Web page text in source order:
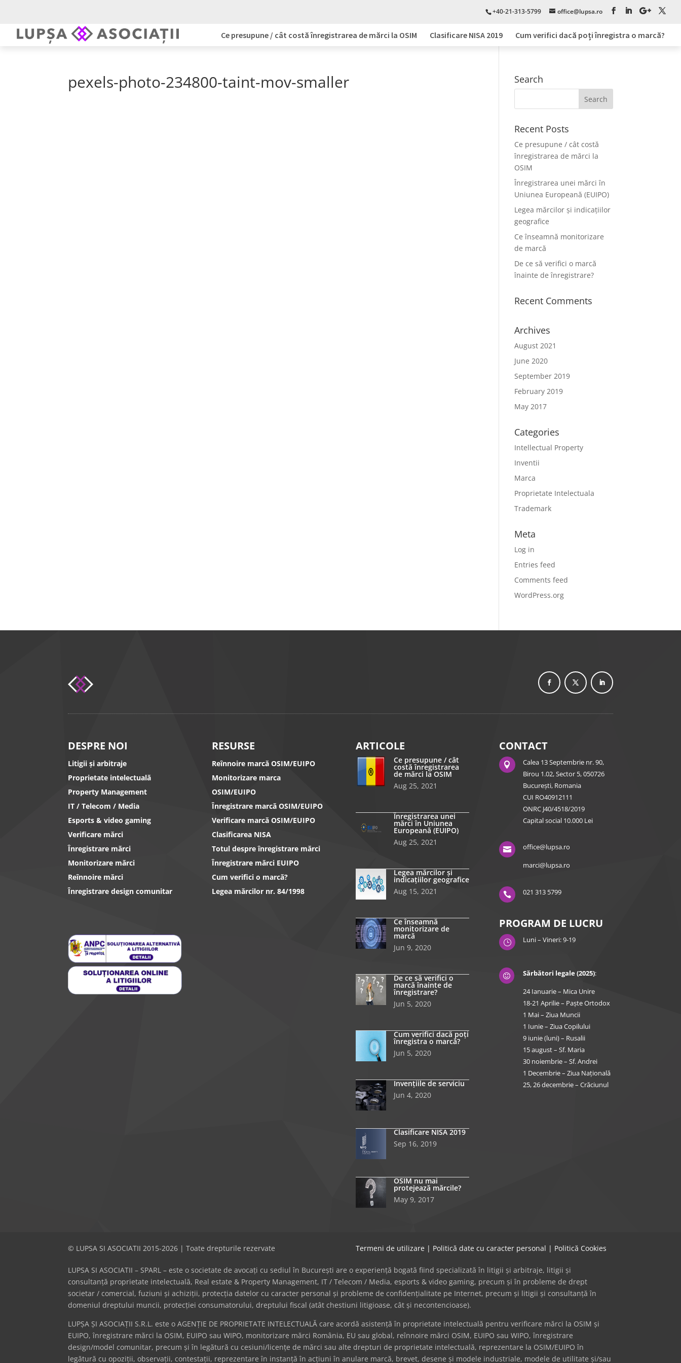
+40-21-313-5799 office@lupsa.ro
Ce presupune / cât costă înregistrarea de mărci la OSIM Clasificare NISA 2019 Cum verifici dacă poți înregistra o marcă?
pexels-photo-234800-taint-mov-smaller Search
Recent Posts
Ce presupune / cât costă
înregistrarea de mărci la
OSIM
Înregistrarea unei mărci în
Uniunea Europeană (EUIPO)
Legea mărcilor și indicațiilor
geografice
Ce înseamnă monitorizare
de marcă
De ce să verifici o marcă
înainte de înregistrare?
Recent Comments
Archives
August 2021
June 2020
September 2019
February 2019
May 2017
Categories
Intellectual Property
Inventii
Marca
Proprietate Intelectuala
Trademark
Meta
Log in
Entries feed
Comments feed
WordPress.org
DESPRE NOI
Litigii și arbitraje
Proprietate intelectuală
Property Management
IT / Telecom / Media
Esports & video gaming
Verificare mărci
Înregistrare mărci
Monitorizare mărci
Reînnoire mărci
Înregistrare design comunitar
RESURSE
Reînnoire marcă OSIM/EUIPO
Monitorizare marca
OSIM/EUIPO
Înregistrare marcă OSIM/EUIPO
Verificare marcă OSIM/EUIPO
Clasificarea NISA
Totul despre înregistrare mărci
Înregistrare mărci EUIPO
Cum verifici o marcă?
Legea mărcilor nr. 84/1998
ARTICOLE
Ce presupune / cât
costă înregistrarea
de mărci la OSIM
Aug 25, 2021
Înregistrarea unei
mărci în Uniunea
Europeană (EUIPO)
Aug 25, 2021
Legea mărcilor și
indicațiilor geografice
Aug 15, 2021
Ce înseamnă
monitorizare de
marcă
Jun 9, 2020
De ce să verifici o
marcă înainte de
înregistrare?
Jun 5, 2020
Cum verifici dacă poți
înregistra o marcă?
Jun 5, 2020
Invențiile de serviciu
Jun 4, 2020
Clasificare NISA 2019
Sep 16, 2019
OSIM nu mai
protejează mărcile?
May 9, 2017
CONTACT

Calea 13 Septembrie nr. 90,
Birou 1.02, Sector 5, 050726
București, Romania
CUI RO40912111
ONRC J40/4518/2019
Capital social 10.000 Lei

office@lupsa.ro
marci@lupsa.ro
 021 313 5799
PROGRAM DE LUCRU
} Luni – Vineri: 9-19
 Sărbători legale (2025):
24 Ianuarie – Mica Unire
18-21 Aprilie – Paște Ortodox
1 Mai – Ziua Muncii
1 Iunie – Ziua Copilului
9 iunie (luni) – Rusalii
15 august – Sf. Maria
30 noiembrie – Sf. Andrei
1 Decembrie – Ziua Națională
25, 26 decembrie – Crăciunul
© LUPSA SI ASOCIATII 2015-2026 | Toate drepturile rezervate Termeni de utilizare | Politică date cu caracter personal | Politică Cookies
LUPSA SI ASOCIATII – SPARL – este o societate de avocați cu sediul în București are o experiență bogată fiind specializată în litigii și arbitraje, litigii și
consultanță proprietate intelectuală, Real estate & Property Management, IT / Telecom / Media, esports & video gaming, precum și în probleme de drept
societar / comercial, fuziuni și achiziții, protecția datelor cu caracter personal și probleme de confidențialitate pe Internet, precum și litigii și consultanță în
domeniul dreptului muncii, protecției consumatorului, dreptului fiscal (atât chestiuni litigioase, cât și necontencioase).
LUPȘA ȘI ASOCIAȚII S.R.L. este o AGENȚIE DE PROPRIETATE INTELECTUALĂ care acordă asistență în proprietate intelectuală pentru verificare mărci la OSIM și
EUIPO, înregistrare mărci la OSIM, EUIPO sau WIPO, monitorizare mărci România, EU sau global, reînnoire mărci OSIM, EUIPO sau WIPO, înregistrare
design/model comunitar, precum și în legătură cu cesiuni/licențe de mărci sau alte drepturi de proprietate intelectuală, reprezentare la OSIM/EUIPO în
legătură cu opoziții, observații, contestații, reprezentare în instanță în acțiuni în anulare marcă, brevet, desene și modele industriale, modele de utilitate și/sau